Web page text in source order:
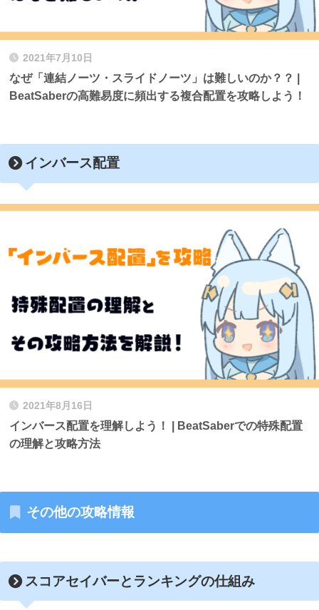
2021年7月10日
なぜ「連結ノーツ・スライドノーツ」は難しいのか？？ |
BeatSaberの高難易度に頻出する複合配置を攻略しよう！
インバース配置
2021年8月16日
インバース配置を理解しよう！ | BeatSaberでの特殊配置
の理解と攻略方法
その他の攻略情報
スコアセイバーとランキングの仕組み